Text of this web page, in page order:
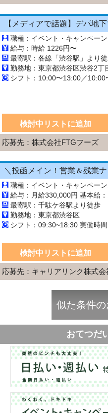
職種：イベント・キャンペー
給与：時給 1226円〜
検討中リストに追加
応募先：株式会社FTGフーズ
職種：イベント・キャンペー
最寄駅：千駄ケ谷駅より徒歩
勤務地：東京都渋谷区
検討中リストに追加
応募先：キャリアリンク株式会
似た条件
おてつだ